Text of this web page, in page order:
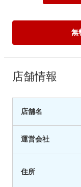
無
店舗情報
店舗名
運営会社
住所